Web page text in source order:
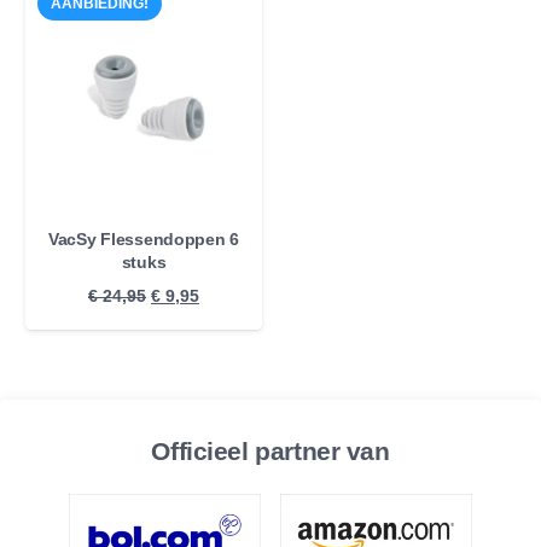
€ 39,95.
AANBIEDING!
VacSy Flessendoppen 6
stuks
€24,95 Oorspronkelijke
prijs
€ 9,95Huidige
prijs
Officieel partner van